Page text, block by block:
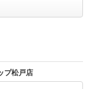
プ松戸店